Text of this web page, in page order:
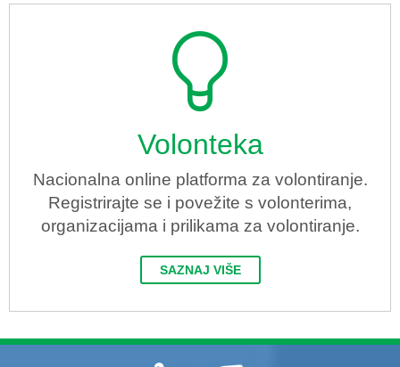
Volonteka
Nacionalna online platforma za volontiranje.
Registrirajte se i povežite s volonterima,
organizacijama i prilikama za volontiranje.
SAZNAJ VIŠE